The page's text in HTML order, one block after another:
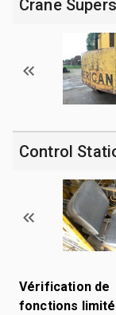
Crane
Control
Vérification de
fonctions